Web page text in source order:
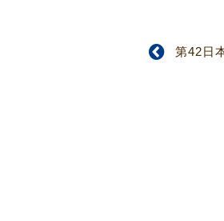
第42日